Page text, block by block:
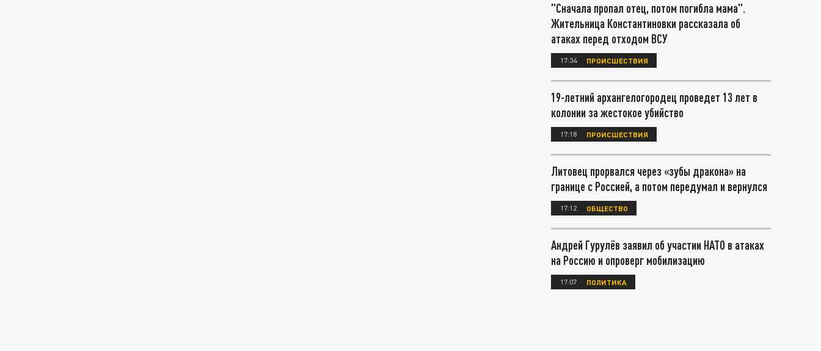
"Сначала пропал отец, потом погибла мама".
Жительница Константиновки рассказала об
атаках перед отходом ВСУ
17:34 ПРОИСШЕСТВИЯ
19-летний архангелогородец проведет 13 лет в
колонии за жестокое убийство
17:18 ПРОИСШЕСТВИЯ
Литовец прорвался через «зубы дракона» на
границе с Россией, а потом передумал и вернулся
17:12 ОБЩЕСТВО
Андрей Гурулёв заявил об участии НАТО в атаках
на Россию и опроверг мобилизацию
17:07 ПОЛИТИКА